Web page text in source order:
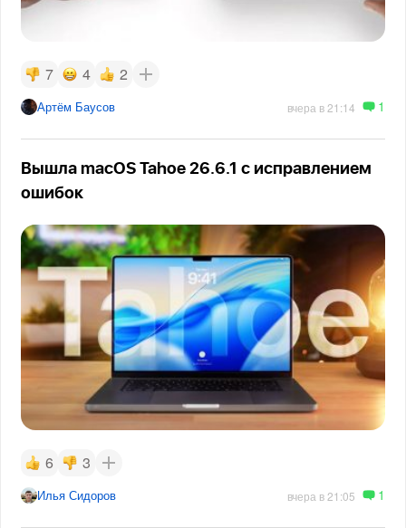
7 4 2
Артём Баусов вчера в 21:14 1
Вышла macOS Tahoe 26.6.1 с исправлением
ошибок
6 3
Илья Сидоров вчера в 21:05 1